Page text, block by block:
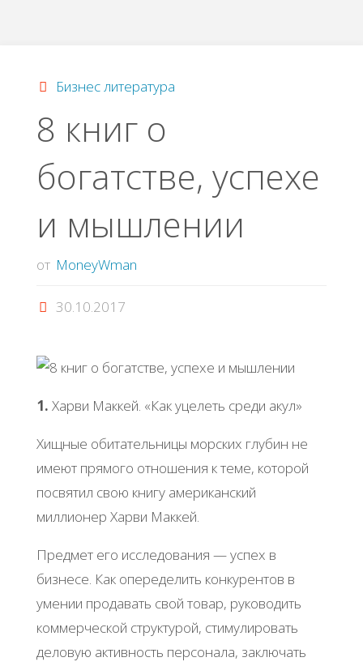
Бизнес литература
8 книг о
богатстве, успехе
и мышлении
от MoneyWman
30.10.2017
1. Харви Маккей. «Как уцелеть среди акул»
Хищные обитательницы морских глубин не
имеют прямого отношения к теме, которой
посвятил свою книгу американский
миллионер Харви Маккей.
Предмет его исследования — успех в
бизнесе. Как опеределить конкурентов в
умении продавать свой товар, руководить
коммерческой структурой, стимулировать
деловую активность персонала, заключать